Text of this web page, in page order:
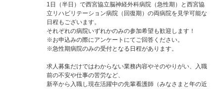
1日（半日）で西宮協立脳神経外科病院（急性期）と西宮協
立リハビリテーション病院（回復期）の両病院を見学可能な
日程もございます。
それぞれの病院いずれかのみの参加希望も歓迎します！
※お申込みの際にアンケートにてご回答ください。
※急性期病院のみの受付となる日程があります。
求人募集だけではわからない業務内容やそのやりがい、入職
前の不安や仕事の苦労など、
新卒から入職し現在活躍中の先輩看護師（みなさまと年の近